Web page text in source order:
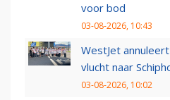
voor bod
03-08-2026, 10:43
WestJet
vlucht naar
03-08-2026, 10:02